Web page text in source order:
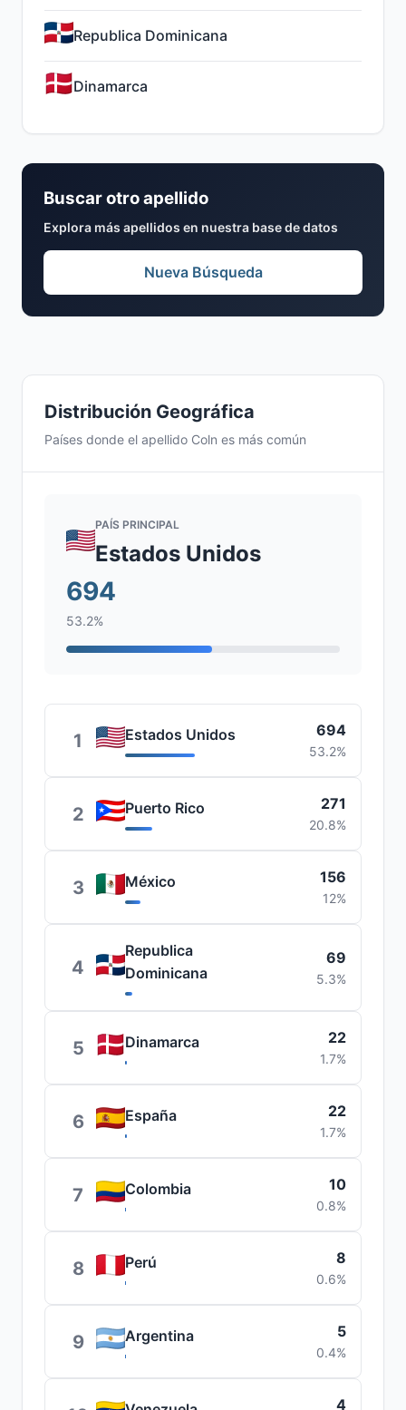
Distribución Geográfica
Países donde el apellido Coln es más común
PAÍS PRINCIPAL
Estados Unidos
694
53.2%
1 Estados Unidos 694
53.2%
2 Puerto Rico 271
20.8%
3 México 156
12%
4
Republica
Dominicana
69
5.3%
5 Dinamarca 22
1.7%
6 España 22
1.7%
7 Colombia 10
0.8%
8 Perú 8
0.6%
9 Argentina 5
0.4%
4
Republica Dominicana
Dinamarca
Buscar otro apellido
Explora más apellidos en nuestra base de datos
Nueva Búsqueda